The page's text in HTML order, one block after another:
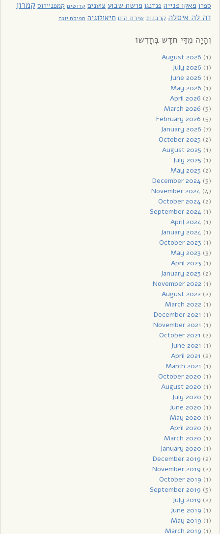
ספרו פאקו פנייה פנדנגו פרשת שבוע צוענים קדושים קמפניירוס קמרון
דה לה איסלה קרבנות שירת הים תיאולוגיה תפילת יונה
וְהָיָה מִדֵּי חֹדֶשׁ בְּחָדְשׁוֹ
August 2026 (1)
July 2026 (1)
June 2026 (1)
May 2026 (1)
April 2026 (2)
March 2026 (3)
February 2026 (5)
January 2026 (7)
October 2025 (2)
August 2025 (1)
July 2025 (1)
May 2025 (2)
December 2024(3)
November 2024(4)
October 2024(2)
September 2024(1)
April 2024(1)
January 2024(1)
October 2023 (1)
May 2023 (3)
April 2023 (1)
January 2023 (2)
November 2022 (1)
August 2022 (2)
March 2022 (1)
December 2021 (1)
November 2021 (1)
October 2021 (2)
June 2021 (1)
April 2021 (2)
March 2021 (1)
October 2020 (1)
August 2020 (1)
July 2020 (1)
June 2020 (1)
May 2020 (1)
April 2020 (1)
March 2020 (1)
January 2020 (1)
December 2019 (2)
November 2019 (2)
October 2019 (1)
September 2019 (3)
July 2019 (2)
June 2019 (1)
May 2019 (1)
March 2019 (1)